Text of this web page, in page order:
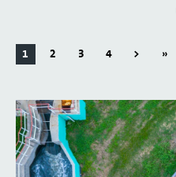
1 2 3 4 > »